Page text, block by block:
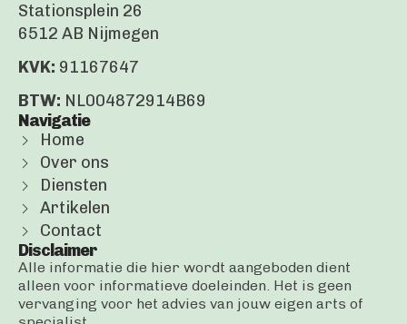
Stationsplein 26
6512 AB Nijmegen
KVK: 91167647
BTW: NL004872914B69
Navigatie
Home
Over ons
Diensten
Artikelen
Contact
Disclaimer
Alle informatie die hier wordt aangeboden dient
alleen voor informatieve doeleinden. Het is geen
vervanging voor het advies van jouw eigen arts of